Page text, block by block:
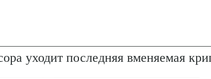
уходит последняя вменяемая